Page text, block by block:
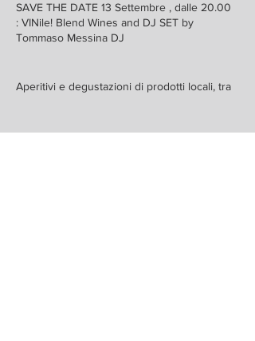
SAVE THE DATE 13 Settembre , dalle 20.00
: VINile! Blend Wines and DJ SET by
Tommaso Messina DJ
Aperitivi e degustazioni di prodotti locali, tra
INGRESSO GRATUITO.